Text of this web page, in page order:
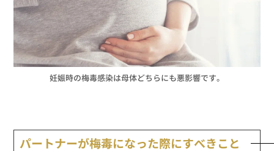
妊娠時の梅毒感染は母体どちらにも悪影響です。
パートナーが梅毒になった際にすべきこと